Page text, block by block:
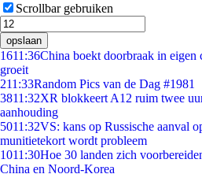
Scrollbar gebruiken
opslaan
1611:36China boekt doorbraak in
groeit
211:33Random Pics van de Dag #1981
3811:32XR blokkeert A12 ruim twee
aanhouding
5011:32VS: kans op Russische aanval
munitietekort wordt probleem
1011:30Hoe 30 landen zich
China en Noord-Korea